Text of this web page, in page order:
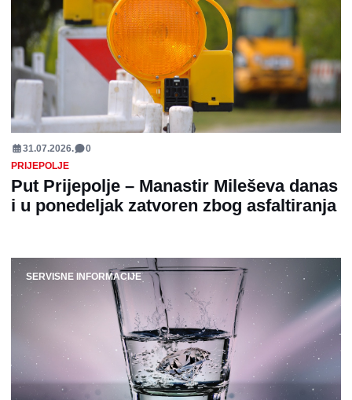
31.07.2026.
0
PRIJEPOLJE
Put Prijepolje – Manastir Mileševa danas
i u ponedeljak zatvoren zbog asfaltiranja
SERVISNE INFORMACIJE